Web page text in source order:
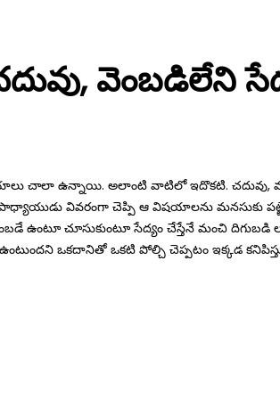
వెంబడిలేని
చాలా ఉన్నాయి. అలాంటి వాటిలో ఇదొకటి. చదువు,
వివరంగా చెప్పి ఆ విషయాలను మనసుకు
ఉంటూ చూసుకుంటూ సేద్యం చేస్తేనే మంచి
ఒకదానితో ఒకటి పోల్చి చెప్పటం ఇక్కడ